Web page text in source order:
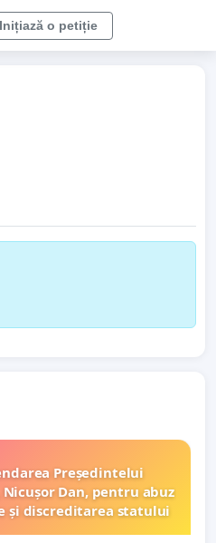
Inițiază o petiție
Președintelui
Nicușor Dan, pentru abuz
și discreditarea statului